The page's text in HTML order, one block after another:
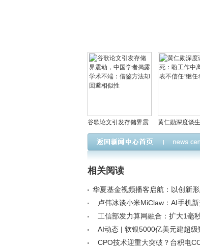
谷歌论文引发存储界震
动，中国学者揭露学术
不端：借鉴方法却回避
黄仁勋深度谈
工作中离世，再
相关阅读
华夏基金视频播客启航：以创新
态< /a>卢伟冰谈小米MiClaw：AI手机
来AI OS先机< /a>
工信部发力算网融合：扩大1毫
换技术降时延< /a>
AI动态 | 软银5000亿美元建超
克“Terafab”项目落户奥斯汀< /a>
CPO技术迎重大突破？台积电